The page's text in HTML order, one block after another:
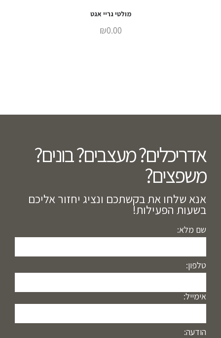
מולטי גריי אגט
₪0.00
אדריכלים? מעצבים? בונים?
משפצים?​
אנא שלחו את בקשתכם ונציג יחזור אליכם
בשעות הפעילות!
שם מלא:
טלפון:
אימייל:
הודעה: